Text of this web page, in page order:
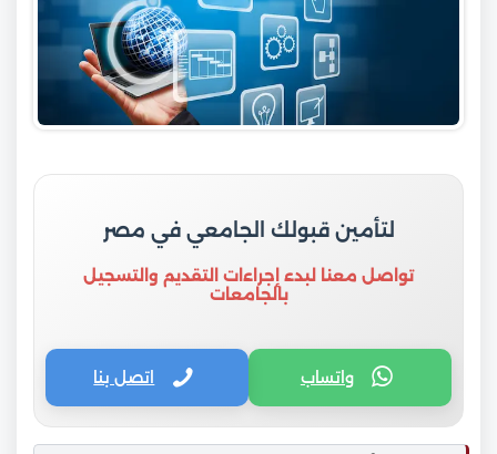
لتأمين قبولك الجامعي في مصر
تواصل معنا لبدء إجراءات التقديم والتسجيل
بالجامعات
واتساب اتصل بنا